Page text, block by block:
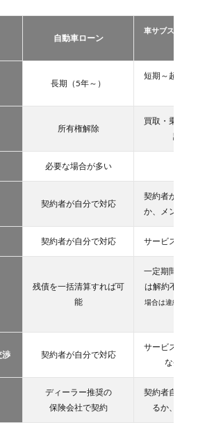
自動車ローン
車サブスクリ
長期（5年～）
短期～超長期
所有権解除
買取・乗換・
譲渡
必要な場合が多い
契約者が自分で対応
契約者が自分
か、メンテン
契約者が自分で対応 サービス提供
残債を一括清算すれば可
能
一定期間が経
は解約不可
場合は違約金や
渉 契約者が自分で対応
サービス提供
な条件
ディーラー推奨の
保険会社で契約
契約者自が自
るか、契約